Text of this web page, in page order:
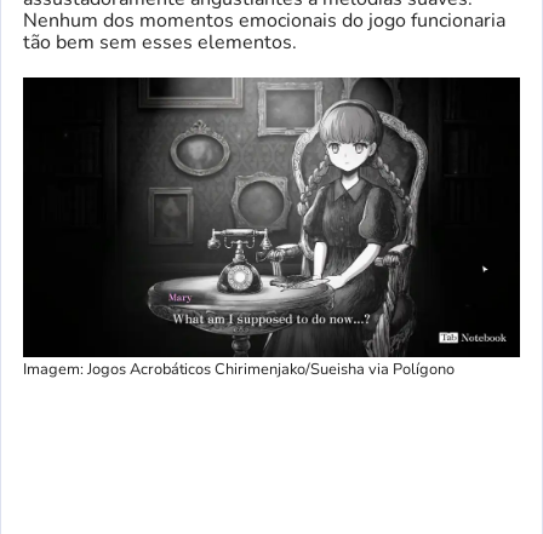
Nenhum dos momentos emocionais do jogo funcionaria
tão bem sem esses elementos.
Imagem: Jogos Acrobáticos Chirimenjako/Sueisha via Polígono